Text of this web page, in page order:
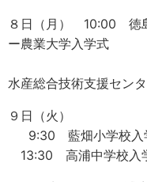
８日（月） 10:00 徳
ー農業大学入学式
（徳
水産総合技術支援センタ
９日（火）
9:30 藍畑小学校入学
13:30 高浦中学校入